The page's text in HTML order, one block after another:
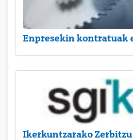
Enpresekin kontratuak
Ikerkuntzarako